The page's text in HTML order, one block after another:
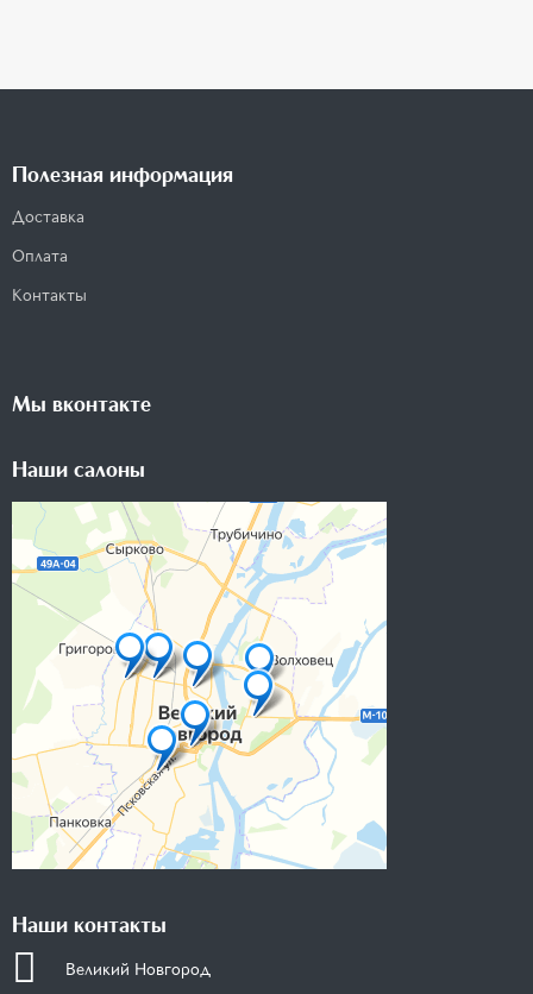
Полезная информация
Доставка
Оплата
Контакты
Мы вконтакте
Наши салоны
Наши контакты
Великий Новгород